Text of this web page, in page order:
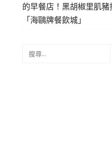
的早餐店！黑胡椒里肌
「海鷗牌餐飲城」